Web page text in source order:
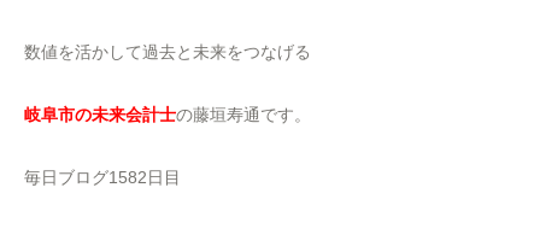
数値を活かして過去と未来をつなげる
岐阜市の未来会計士の藤垣寿通です。
毎日ブログ1582日目